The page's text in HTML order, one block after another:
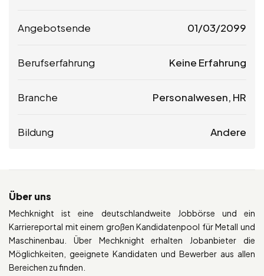
Angebotsende 01/03/2099
Berufserfahrung Keine Erfahrung
Branche Personalwesen, HR
Bildung Andere
Über uns
Mechknight ist eine deutschlandweite Jobbörse und ein
Karriereportal mit einem großen Kandidatenpool für Metall und
Maschinenbau. Über Mechknight erhalten Jobanbieter die
Möglichkeiten, geeignete Kandidaten und Bewerber aus allen
Bereichen zu finden.